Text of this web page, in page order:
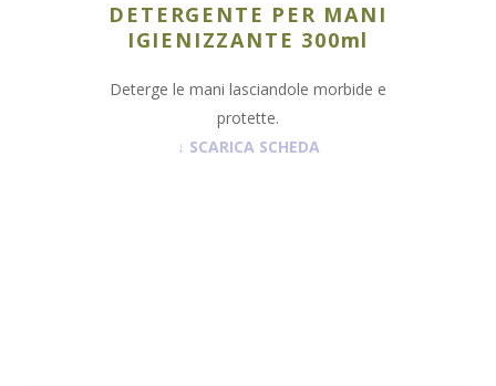
DETERGENTE PER MANI
IGIENIZZANTE 300ml
Deterge le mani lasciandole morbide e
protette.
↓ SCARICA SCHEDA